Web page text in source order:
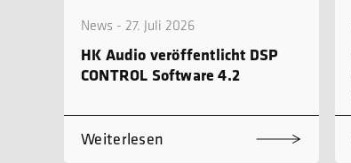
News - 27. Juli 2026
HK Audio veröffentlicht DSP
CONTROL Software 4.2
Weiterlesen